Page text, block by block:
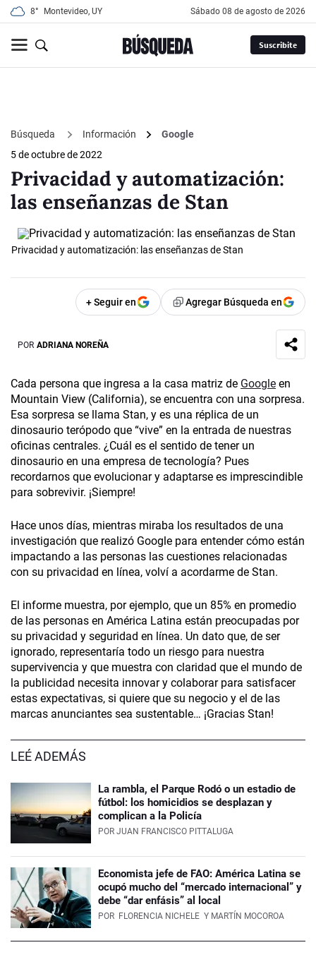
8° Montevideo, UY sábado 08 de agosto de 2026
Suscribite
Búsqueda Información
Google
5 de octubre de 2022
Privacidad y automatización:
las enseñanzas de Stan
Privacidad y automatización: las enseñanzas de Stan
+ Seguir en Agregar Búsqueda en
POR ADRIANA NOREÑA
Cada persona que ingresa a la casa matriz de Google en
Mountain View (California), se encuentra con una sorpresa.
Esa sorpresa se llama Stan, y es una réplica de un
dinosaurio terópodo que “vive” en la entrada de nuestras
oficinas centrales. ¿Cuál es el sentido de tener un
dinosaurio en una empresa de tecnología? Pues
recordarnos que evolucionar y adaptarse es imprescindible
para sobrevivir. ¡Siempre!
Hace unos días, mientras miraba los resultados de una
investigación que realizó Google para entender cómo están
impactando a las personas las cuestiones relacionadas
con su privacidad en línea, volví a acordarme de Stan.
El informe muestra, por ejemplo, que un 85% en promedio
de las personas en América Latina están preocupadas por
su privacidad y seguridad en línea. Un dato que, de ser
ignorado, representaría todo un riesgo para nuestra
supervivencia y que muestra con claridad que el mundo de
la publicidad necesita innovar y colaborar para satisfacer
estas expectativas, si quiere que su negocio y el de las
marcas anunciantes sea sustentable… ¡Gracias Stan!
LEÉ ADEMÁS
La rambla, el Parque Rodó o un estadio de
fútbol: los homicidios se desplazan y
complican a la Policía
POR JUAN FRANCISCO PITTALUGA
Economista jefe de FAO: América Latina se
ocupó mucho del “mercado internacional” y
debe “dar enfásis” al local
POR FLORENCIA NICHELE Y MARTÍN MOCOROA